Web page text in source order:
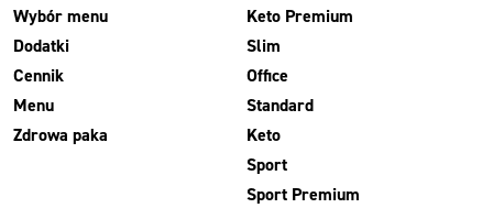
Wybór menu
Dodatki
Cennik
Menu
Zdrowa paka
Keto Premium
Slim
Office
Standard
Keto
Sport
Sport Premium